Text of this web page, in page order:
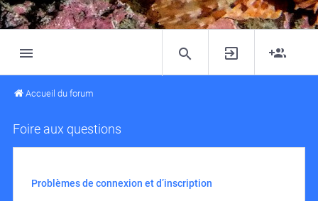
Accueil du forum
Foire aux questions
Problèmes de connexion et d’inscription